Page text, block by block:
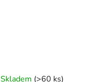
Skladem (>60 ks)